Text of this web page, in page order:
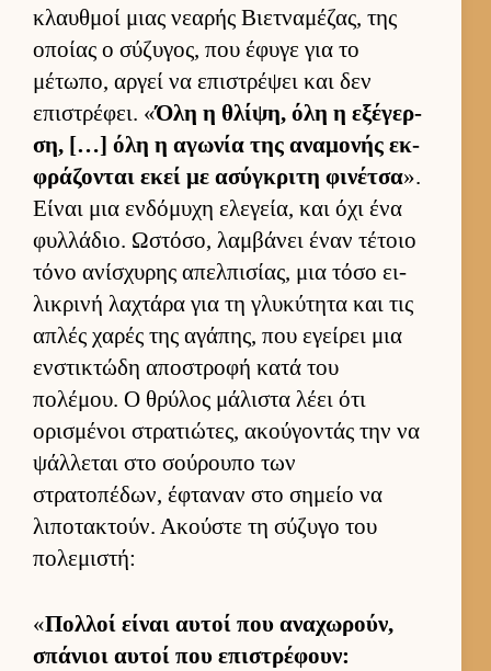
κλαυθ­μοί μιας νεαρής Βιετ­ναμέζας, της
οποίας ο σύζυγος, που έφυγε για το
μέτωπο, αρ­γεί να επιστρέψει και δεν
επιστρέφει. «Όλη η θλίψη, όλη η εξέγερ­
ση, […] όλη η αγωνία της αναμονής εκ­
φράζονται εκεί με ασύγκριτη φινέτσα».
Εί­ναι μια εν­δόμυχη ελεγεία, και όχι ένα
φυλ­λάδιο. Ωστόσο, λαμ­βάνει έναν τέτοιο
τόνο ανίσχυρης απελ­πισίας, μια τόσο ει­
λικρινή λαχτάρα για τη γλυκύτητα και τις
απλές χαρές της αγάπης, που εγεί­ρει μια
εν­στικτώδη αποστροφή κατά του
πολέμου. Ο θρύλος μάλιστα λέει ότι
ορισμένοι στρατιώτες, ακού­γοντάς την να
ψάλ­λεται στο σού­ρουπο των
στρατοπέδων, έφταναν στο σημείο να
λιποτακτούν. Ακού­στε τη σύζυγο του
πολεμιστή:
«Πολ­λοί εί­ναι αυ­τοί που αναχωρούν,
σπάνιοι αυ­τοί που επιστρέφουν: